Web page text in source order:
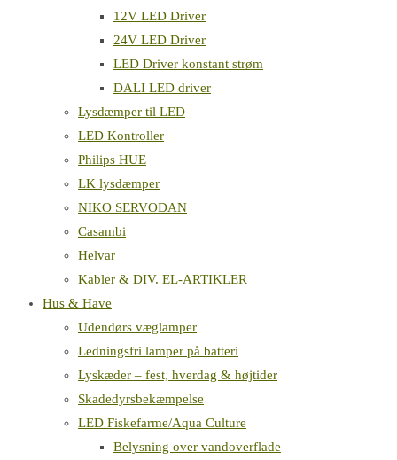
12V LED Driver
24V LED Driver
LED Driver konstant strøm
DALI LED driver
Lysdæmper til LED
LED Kontroller
Philips HUE
LK lysdæmper
NIKO SERVODAN
Casambi
Helvar
Kabler & DIV. EL-ARTIKLER
Hus & Have
Udendørs væglamper
Ledningsfri lamper på batteri
Lyskæder – fest, hverdag & højtider
Skadedyrsbekæmpelse
LED Fiskefarme/Aqua Culture
Belysning over vandoverflade